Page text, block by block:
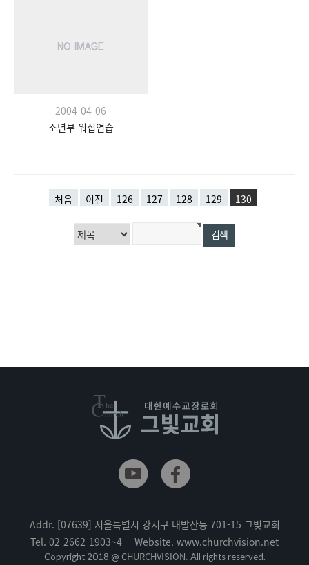
2004-04-06
소년부 워십연습
처음 이전 126 127 128 129 130
Addr. [07639] 서울특별시 강서구 내발산동 701-15 그빛교회
Tel. 02-2662-1903~4 Website. www.churchvision.net
Copyright 2018 @ CHURCHVISION. All rights reserved.